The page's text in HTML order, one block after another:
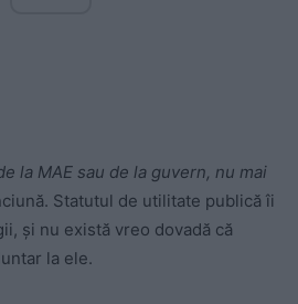
la MAE sau de la guvern, nu mai
Statutul de utilitate publică îi
și nu există vreo dovadă că
la ele.